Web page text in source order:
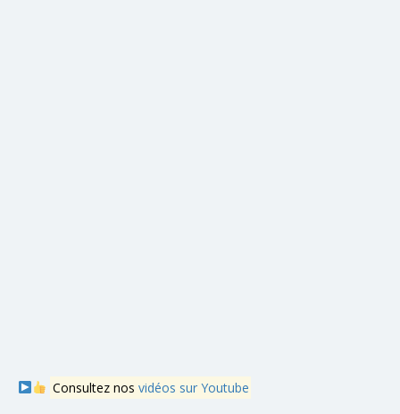
Consultez nos vidéos sur Youtube